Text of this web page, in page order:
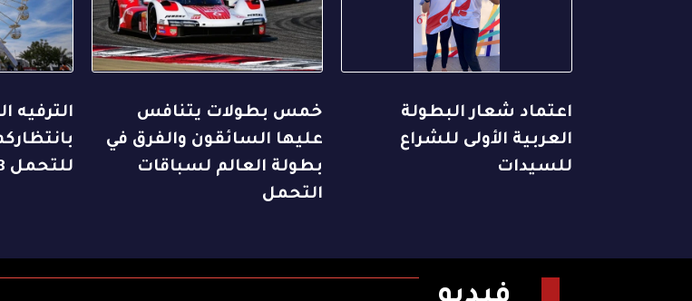
اعتماد شعار البطولة
العربية الأولى للشراع
للسيدات
خمس بطولات يتنافس
عليها السائقون والفرق في
بطولة العالم لسباقات
التحمل
الترفيه
للتحمل 8 ساعات